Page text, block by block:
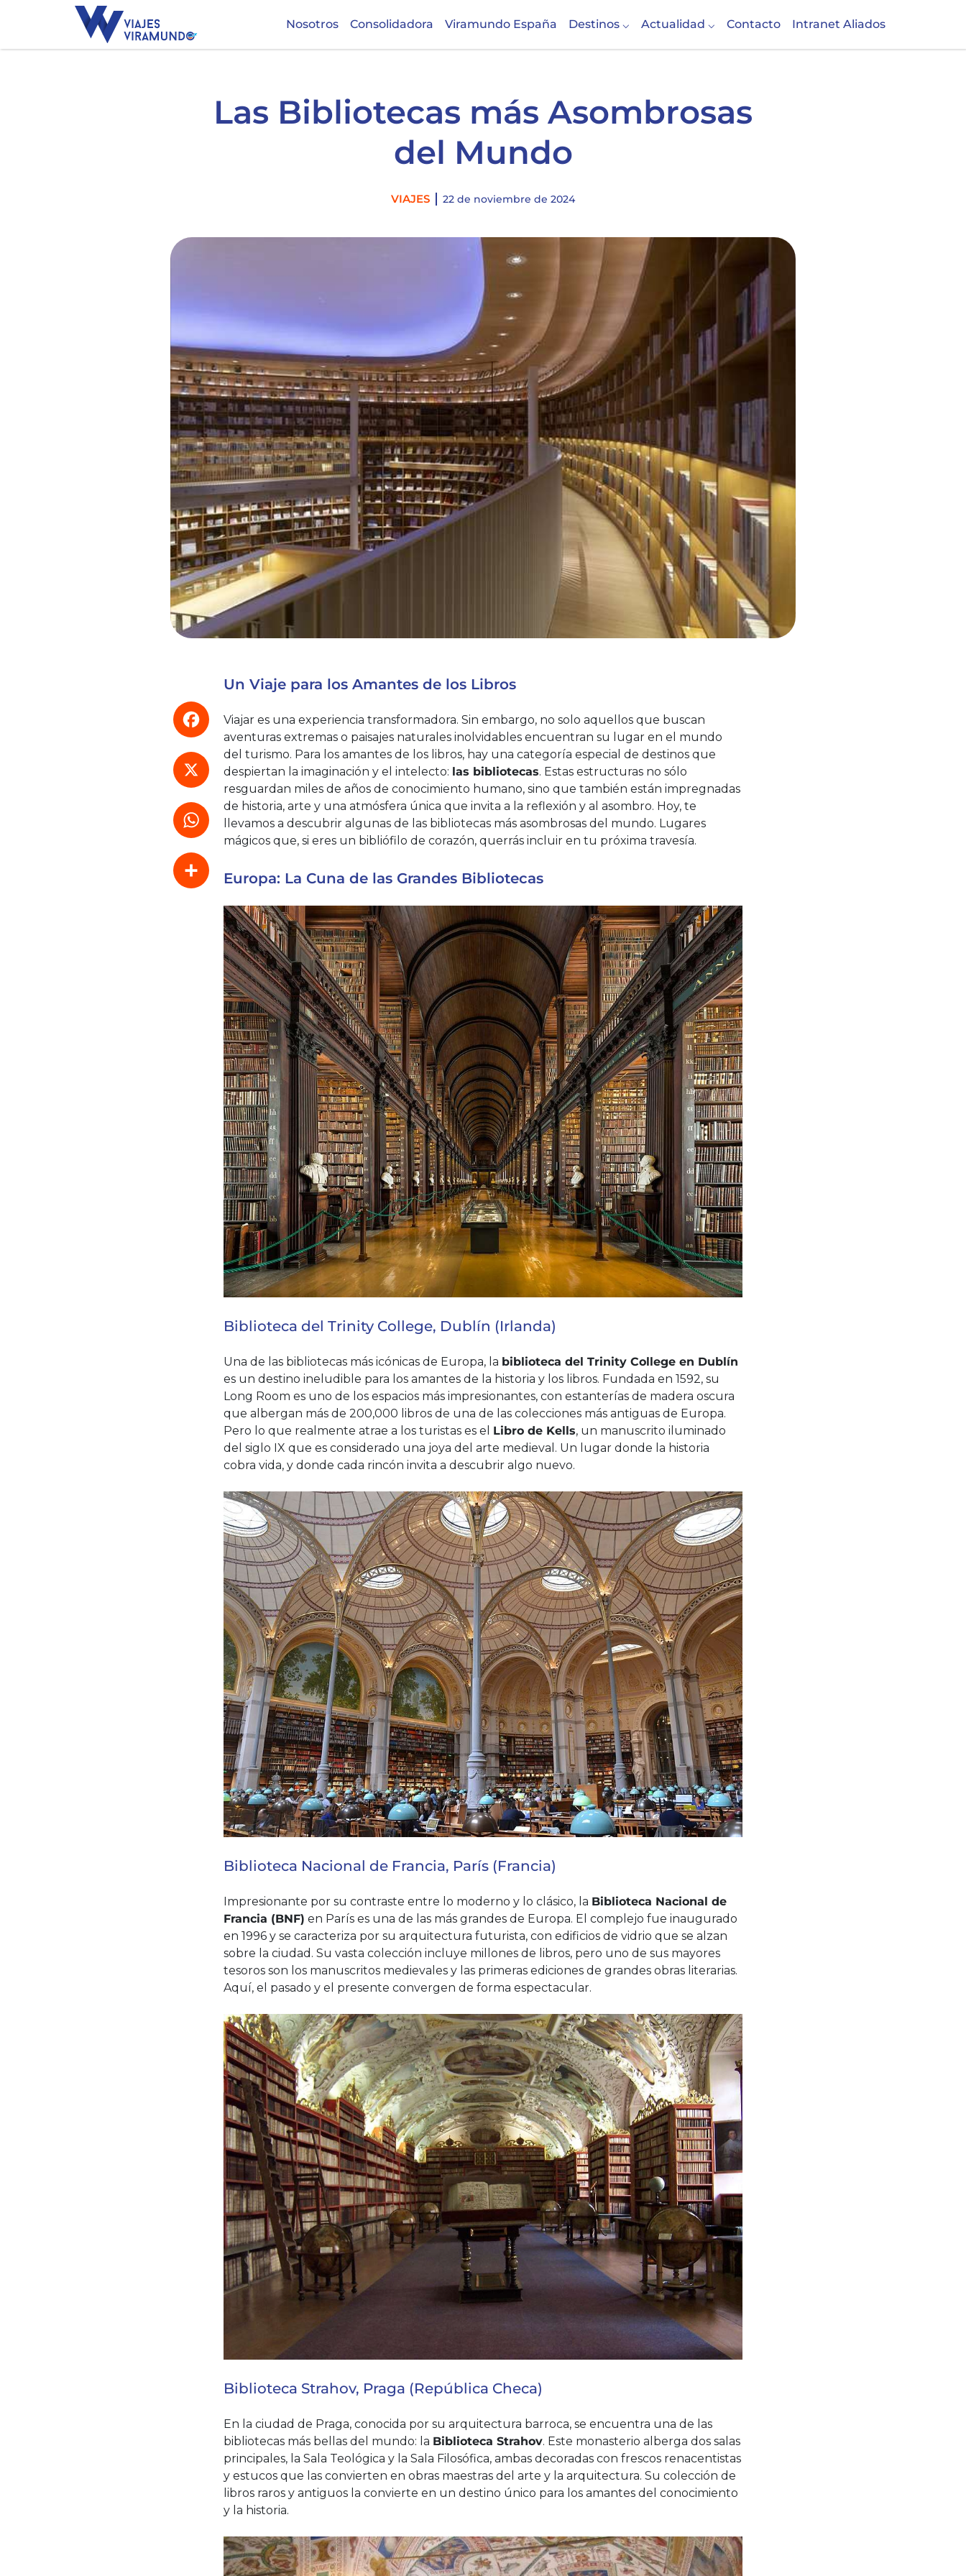
Nosotros Consolidadora Viramundo España Destinos Actualidad Contacto Intranet Aliados
Las Bibliotecas más Asombrosas
del Mundo
Categories
VIAJES 22 de noviembre de 2024
Facebook
X
WhatsApp
Compartir
Un Viaje para los Amantes de los Libros
Viajar es una experiencia transformadora. Sin embargo, no solo aquellos que buscan
aventuras extremas o paisajes naturales inolvidables encuentran su lugar en el mundo
del turismo. Para los amantes de los libros, hay una categoría especial de destinos que
despiertan la imaginación y el intelecto: las bibliotecas. Estas estructuras no sólo
resguardan miles de años de conocimiento humano, sino que también están impregnadas
de historia, arte y una atmósfera única que invita a la reflexión y al asombro. Hoy, te
llevamos a descubrir algunas de las bibliotecas más asombrosas del mundo. Lugares
mágicos que, si eres un bibliófilo de corazón, querrás incluir en tu próxima travesía.
Europa: La Cuna de las Grandes Bibliotecas
Biblioteca del Trinity College, Dublín (Irlanda)
Una de las bibliotecas más icónicas de Europa, la biblioteca del Trinity College en Dublín
es un destino ineludible para los amantes de la historia y los libros. Fundada en 1592, su
Long Room es uno de los espacios más impresionantes, con estanterías de madera oscura
que albergan más de 200,000 libros de una de las colecciones más antiguas de Europa.
Pero lo que realmente atrae a los turistas es el Libro de Kells, un manuscrito iluminado
del siglo IX que es considerado una joya del arte medieval. Un lugar donde la historia
cobra vida, y donde cada rincón invita a descubrir algo nuevo.
Biblioteca Nacional de Francia, París (Francia)
Impresionante por su contraste entre lo moderno y lo clásico, la Biblioteca Nacional de
Francia (BNF) en París es una de las más grandes de Europa. El complejo fue inaugurado
en 1996 y se caracteriza por su arquitectura futurista, con edificios de vidrio que se alzan
sobre la ciudad. Su vasta colección incluye millones de libros, pero uno de sus mayores
tesoros son los manuscritos medievales y las primeras ediciones de grandes obras literarias.
Aquí, el pasado y el presente convergen de forma espectacular.
Biblioteca Strahov, Praga (República Checa)
En la ciudad de Praga, conocida por su arquitectura barroca, se encuentra una de las
bibliotecas más bellas del mundo: la Biblioteca Strahov. Este monasterio alberga dos salas
principales, la Sala Teológica y la Sala Filosófica, ambas decoradas con frescos renacentistas
y estucos que las convierten en obras maestras del arte y la arquitectura. Su colección de
libros raros y antiguos la convierte en un destino único para los amantes del conocimiento
y la historia.